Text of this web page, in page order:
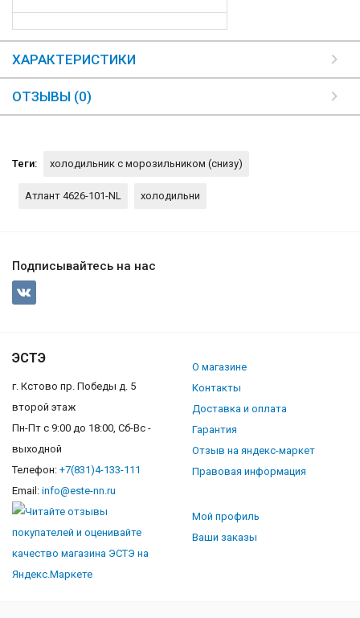
ХАРАКТЕРИСТИКИ
ОТЗЫВЫ (0)
Теги: холодильник с морозильником (снизу)
Атлант 4626-101-NL холодильни
Подписывайтесь на нас
ЭСТЭ
г. Кстово пр. Победы д. 5
второй этаж
Пн-Пт с 9:00 до 18:00, Сб-Вс -
выходной
Телефон: +7(831)4-133-111
Email: info@este-nn.ru
О магазине
Контакты
Доставка и оплата
Гарантия
Отзыв на яндекс-маркет
Правовая информация
Мой профиль
Ваши заказы